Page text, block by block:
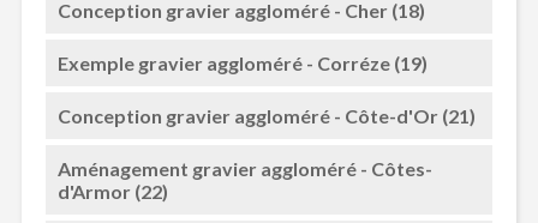
Conception gravier aggloméré - Cher (18)
Exemple gravier aggloméré - Corréze (19)
Conception gravier aggloméré - Côte-d'Or (21)
Aménagement gravier aggloméré - Côtes-
d'Armor (22)